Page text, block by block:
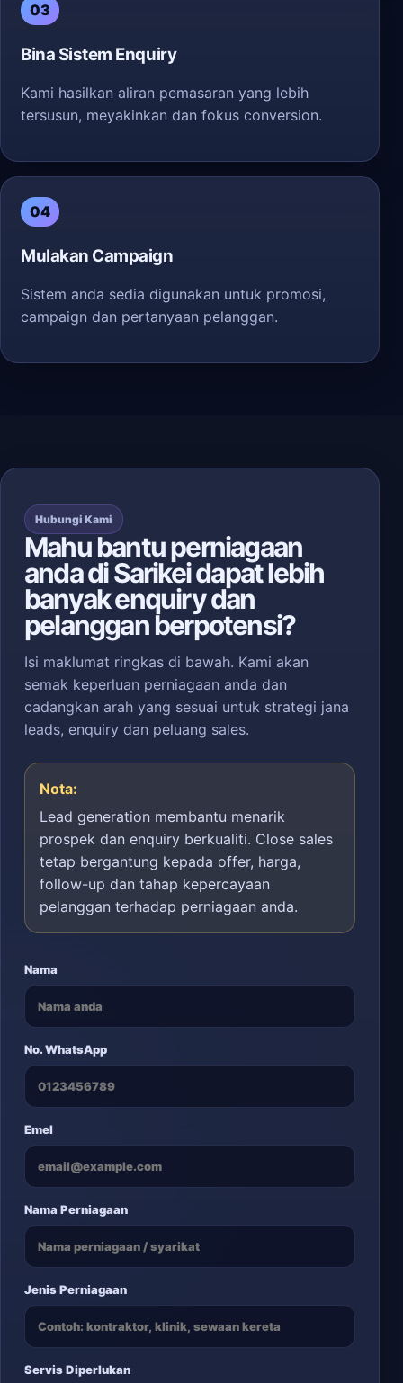
03
Bina Sistem Enquiry
Kami hasilkan aliran pemasaran yang lebih
tersusun, meyakinkan dan fokus conversion.
04
Mulakan Campaign
Sistem anda sedia digunakan untuk promosi,
campaign dan pertanyaan pelanggan.
Hubungi Kami
Mahu bantu perniagaan
anda di Sarikei dapat lebih
banyak enquiry dan
pelanggan berpotensi?
Isi maklumat ringkas di bawah. Kami akan
semak keperluan perniagaan anda dan
cadangkan arah yang sesuai untuk strategi jana
leads, enquiry dan peluang sales.
Nota:
Lead generation membantu menarik
prospek dan enquiry berkualiti. Close sales
tetap bergantung kepada offer, harga,
follow-up dan tahap kepercayaan
pelanggan terhadap perniagaan anda.
Nama
No. WhatsApp
Emel
Nama Perniagaan
Jenis Perniagaan
Servis Diperlukan